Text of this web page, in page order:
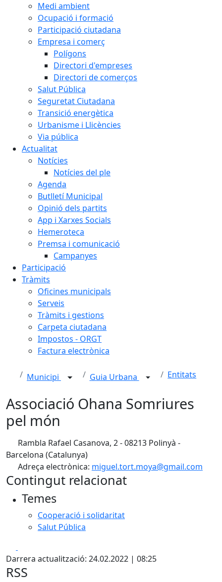
Medi ambient
Ocupació i formació
Participació ciutadana
Empresa i comerç
Polígons
Directori d'empreses
Directori de comerços
Salut Pública
Seguretat Ciutadana
Transició energètica
Urbanisme i Llicències
Via pública
Actualitat
Notícies
Notícies del ple
Agenda
Butlletí Municipal
Opinió dels partits
App i Xarxes Socials
Hemeroteca
Premsa i comunicació
Campanyes
Participació
Tràmits
Oficines municipals
Serveis
Tràmits i gestions
Carpeta ciutadana
Impostos - ORGT
Factura electrònica
Municipi Guia Urbana Entitats
Associació Ohana Somriures
pel món
Rambla Rafael Casanova, 2 - 08213 Polinyà -
Barcelona (Catalunya)
Adreça electrònica: miguel.tort.moya@gmail.com
Contingut relacionat
Temes
Cooperació i solidaritat
Salut Pública
Darrera actualització: 24.02.2022 | 08:25
RSS